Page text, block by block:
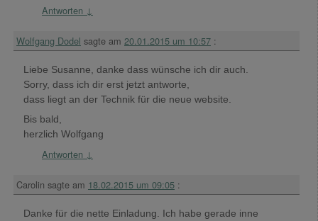
Antworten ↓
Wolfgang Dodel sagte am 20.01.2015 um 10:57 :
Liebe Susanne, danke dass wünsche ich dir auch.
Sorry, dass ich dir erst jetzt antworte,
dass liegt an der Technik für die neue website.
Bis bald,
herzlich Wolfgang
Antworten ↓
Carolin sagte am 18.02.2015 um 09:05 :
Danke für die nette Einladung. Ich habe gerade inne